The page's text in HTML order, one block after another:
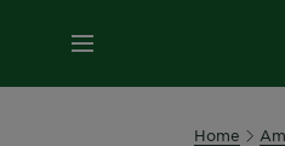
MENU
Home